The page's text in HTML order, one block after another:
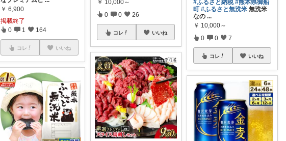
￥ 6,900
掲載終了
0 1 164
コレ いいね
￥ 10,000～
0 0 26
コレ いいね
#ふるさと納税 #熊本県御船
町 #ふるさと無洗米 無洗米
なの ...
￥ 10,000～
0 0 7
コレ いいね